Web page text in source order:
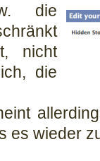
die
nicht
die
es wieder